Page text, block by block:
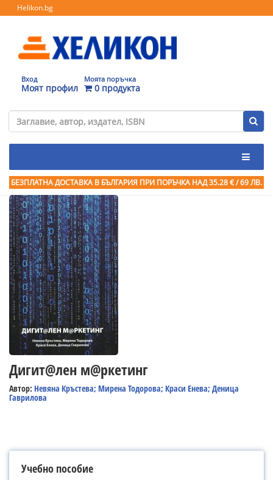
Helikon.bg
Вход
Моят профил
Моята поръчка
0 продукта
БЕЗПЛАТНА ДОСТАВКА В БЪЛГАРИЯ ПРИ ПОРЪЧКА НАД 35.28 € / 69 ЛВ.
Дигит@лен м@ркетинг
Автор: Невяна Кръстева; Мирена Тодорова; Краси Енева; Деница
Гаврилова
Учебно пособие